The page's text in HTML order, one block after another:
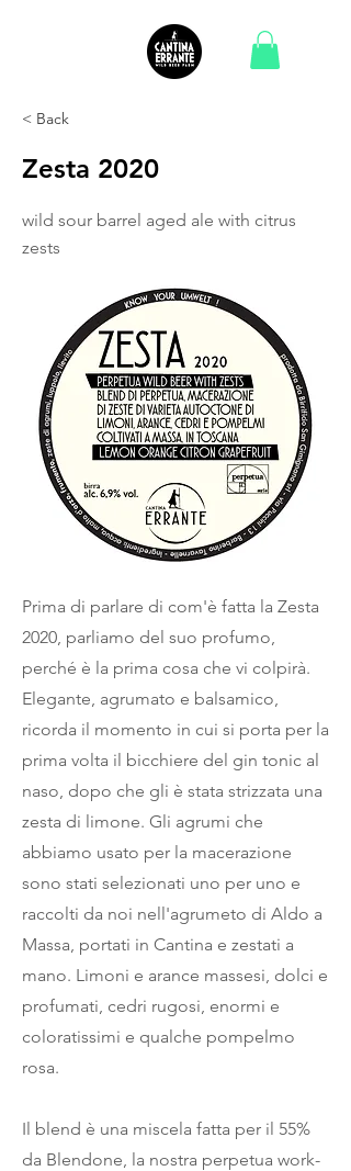
< Back
Zesta 2020
wild sour barrel aged ale with citrus
zests
Prima di parlare di com'è fatta la Zesta
2020, parliamo del suo profumo,
perché è la prima cosa che vi colpirà.
Elegante, agrumato e balsamico,
ricorda il momento in cui si porta per la
prima volta il bicchiere del gin tonic al
naso, dopo che gli è stata strizzata una
zesta di limone. Gli agrumi che
abbiamo usato per la macerazione
sono stati selezionati uno per uno e
raccolti da noi nell'agrumeto di Aldo a
Massa, portati in Cantina e zestati a
mano. Limoni e arance massesi, dolci e
profumati, cedri rugosi, enormi e
coloratissimi e qualche pompelmo
rosa.
Il blend è una miscela fatta per il 55%
da Blendone, la nostra perpetua work-